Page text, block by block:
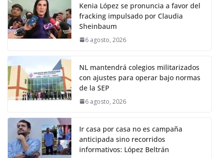
Kenia López se pronuncia a favor del
fracking impulsado por Claudia
Sheinbaum
6 agosto, 2026
NL mantendrá colegios militarizados
con ajustes para operar bajo normas
de la SEP
6 agosto, 2026
Ir casa por casa no es campaña
anticipada sino recorridos
informativos: López Beltrán